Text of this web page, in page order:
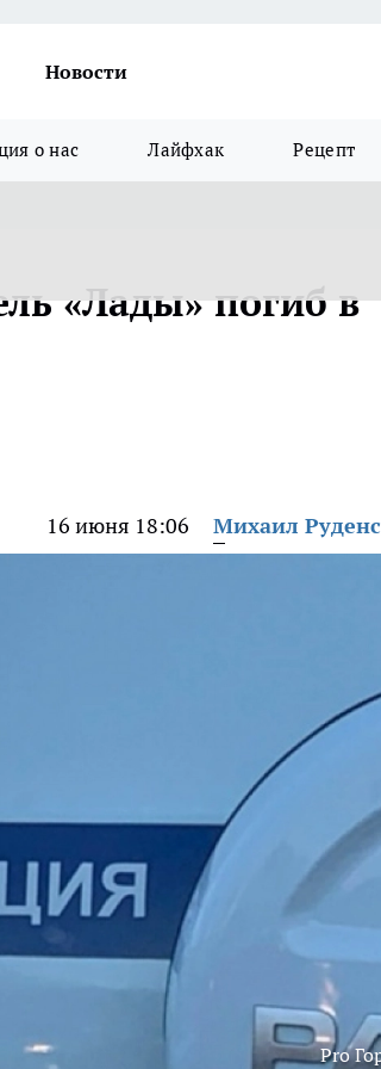
Новости
о нас Лайфхак Рецепт
«Лады» погиб в
16 июня 18:06 Михаил
Pro